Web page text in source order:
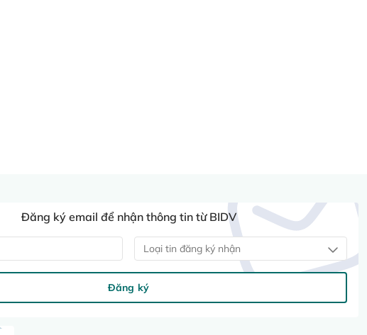
Đăng ký email để nhận thông tin từ BIDV
Loại tin đăng ký nhận
Đăng ký